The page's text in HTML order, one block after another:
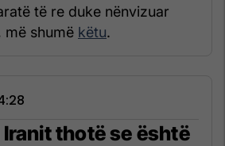
të re duke nënvizuar
më shumë këtu.
thotë se është